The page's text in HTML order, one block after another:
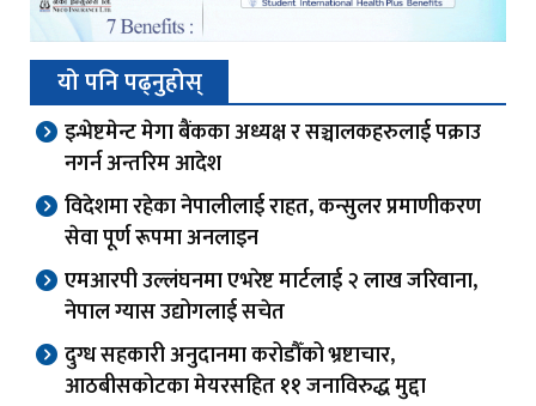
यो पनि पढ्नुहोस्
इन्भेष्टमेन्ट मेगा बैंकका अध्यक्ष र सञ्चालकहरुलाई पक्राउ
नगर्न अन्तरिम आदेश
विदेशमा रहेका नेपालीलाई राहत, कन्सुलर प्रमाणीकरण
सेवा पूर्ण रूपमा अनलाइन
एमआरपी उल्लंघनमा एभरेष्ट मार्टलाई २ लाख जरिवाना,
नेपाल ग्यास उद्योगलाई सचेत
दुग्ध सहकारी अनुदानमा करोडौँको भ्रष्टाचार,
आठबीसकोटका मेयरसहित ११ जनाविरुद्ध मुद्दा